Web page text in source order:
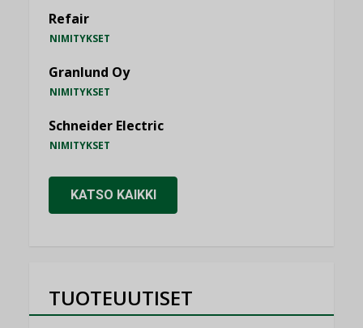
Refair
NIMITYKSET
Granlund Oy
NIMITYKSET
Schneider Electric
NIMITYKSET
KATSO KAIKKI
TUOTEUUTISET